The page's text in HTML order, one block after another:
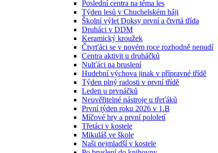
Poslední centra na téma les
Týden lesů v Chuchelském háji
Školní výlet Doksy první a čtvrtá třída
Druháci v DDM
Keramický kroužek
Čtvrťáci se v novém roce rozhodně nenudí
Centra aktivit u druháčků
Nulťáci na bruslení
Hudební výchova jinak v přípravné třídě
Týden plný radosti v první třídě
Leden u prvnáčků
Neuvěřitelné nástroje u třeťáků
První týden roku 2026 v 1.B
Míčové hry a první pololetí
Třetáci v kostele
Mikuláš ve škole
Naši nejmladší v kostele